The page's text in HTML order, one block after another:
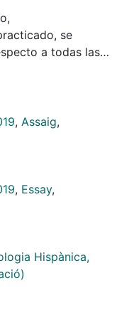
se
a todas las
la que aparece
toda crítica de la
respecto a la
que
, Assaig,
, Essay,
Hispànica,